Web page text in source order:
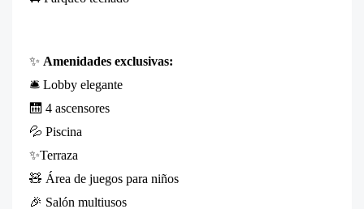
✨ Amenidades exclusivas:
🛎️ Lobby elegante
🛗 4 ascensores
💦 Piscina
✨Terraza
🧸 Área de juegos para niños
🎉 Salón multiusos